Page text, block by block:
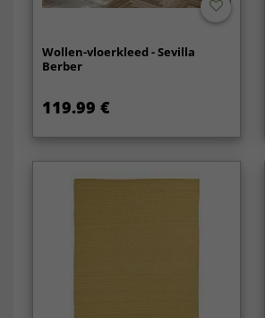
Wollen-vloerkleed - Sevilla
Berber
119.99 €